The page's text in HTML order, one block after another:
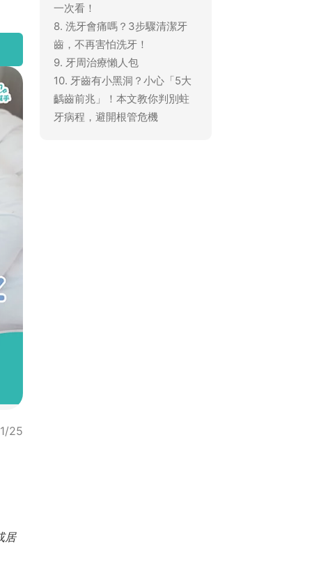
25
居
一次看！
8. 洗牙會痛嗎？3步驟清潔牙
齒，不再害怕洗牙！
9. 牙周治療懶人包
10. 牙齒有小黑洞？小心「5大
齲齒前兆」！本文教你判別蛀
牙病程，避開根管危機